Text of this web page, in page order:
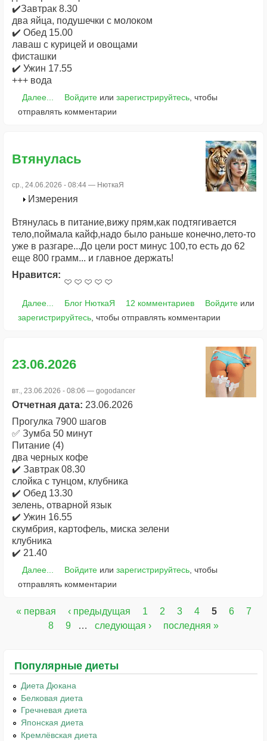
✔️Завтрак 8.30
два яйца, подушечки с молоком
✔️ Обед 15.00
лаваш с курицей и овощами
фисташки
✔️ Ужин 17.55
+++ вода
Далее... Войдитеили зарегистрируйтесь, чтобы
отправлять комментарии
Втянулась
ср., 24.06.2026 - 08:44 — НюткаЯ
Измерения
Втянулась в питание,вижу прям,как подтягивается
тело,поймала кайф,надо было раньше конечно,лето-то
уже в разгаре...До цели рост минус 100,то есть до 62
еще 800 грамм... и главное держать!
Нравится:
Далее... Блог НюткаЯ 12 комментариев Войдитеили
зарегистрируйтесь , чтобы отправлять комментарии
23.06.2026
вт., 23.06.2026 - 08:06 — gogodancer
Отчетная дата: 23.06.2026
Прогулка 7900 шагов
✅ Зумба 50 минут
Питание (4)
два черных кофе
✔️ Завтрак 08.30
слойка с тунцом, клубника
✔️ Обед 13.30
зелень, отварной язык
✔️ Ужин 16.55
скумбрия, картофель, миска зелени
клубника
✔️ 21.40
Далее... Войдитеили зарегистрируйтесь, чтобы
отправлять комментарии
Страницы
« первая ‹ предыдущая 1 2 3 4 5 6
7
8
9 … следующая › последняя »
Популярные диеты
Диета Дюкана
Белковая диета
Гречневая диета
Японская диета
Кремлёвская диета